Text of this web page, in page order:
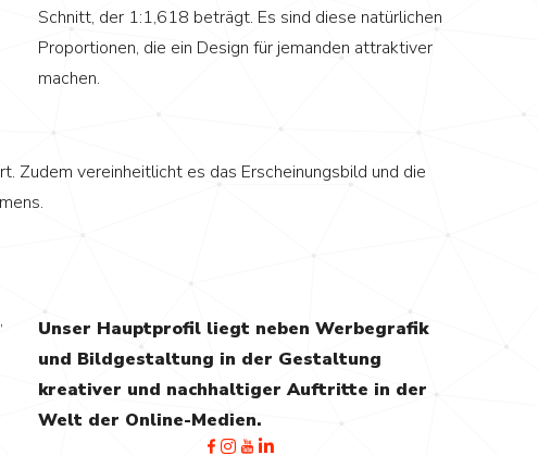
Schnitt, der 1:1,618 beträgt. Es sind diese natürlichen
Proportionen, die ein Design für jemanden attraktiver
machen.
Zudem vereinheitlicht es das Erscheinungsbild und die
Unser Hauptprofil liegt neben Werbegrafik
und Bildgestaltung in der Gestaltung
kreativer und nachhaltiger Auftritte in der
Welt der Online-Medien.